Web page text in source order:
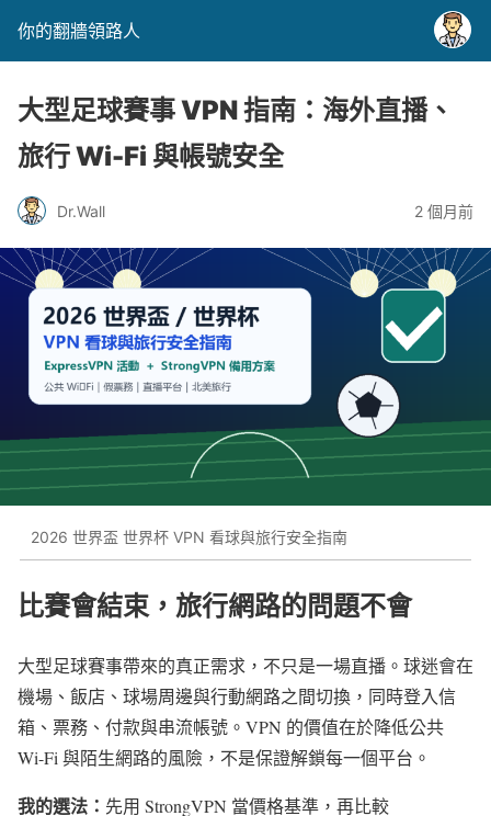
你的翻牆領路人
大型足球賽事 VPN 指南：海外直播、
旅行 Wi-Fi 與帳號安全
Dr.Wall 2 個月前
2026 世界盃 世界杯 VPN 看球與旅行安全指南
比賽會結束，旅行網路的問題不會
大型足球賽事帶來的真正需求，不只是一場直播。球迷會在
機場、飯店、球場周邊與行動網路之間切換，同時登入信
箱、票務、付款與串流帳號。VPN 的價值在於降低公共
Wi-Fi 與陌生網路的風險，不是保證解鎖每一個平台。
我的選法： 先用 StrongVPN 當價格基準，再比較